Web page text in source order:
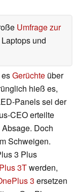
Umfrage zur
und
Gerüchte über
hieß es,
Panels sei der
CEO erteilte
Doch
Schweigen.
3 Plus
3Twerden,
3 ersetzen